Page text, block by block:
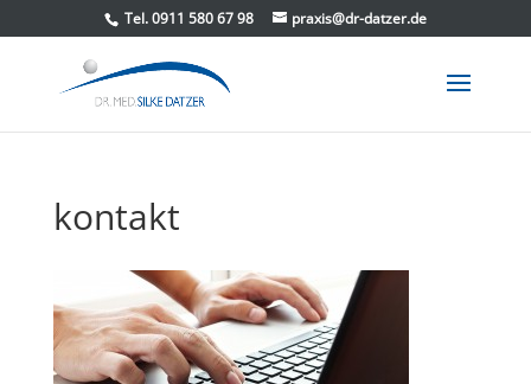
Tel. 0911 580 67 98 praxis@dr-datzer.de
kontakt